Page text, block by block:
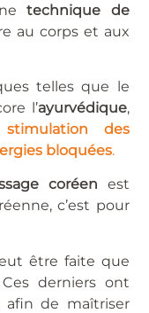
technique de
au corps et aux
telles que le
l’ayurvédique,
stimulation des
bloquées.
coréen est
c’est pour
être faite que
derniers ont
afin de maîtriser